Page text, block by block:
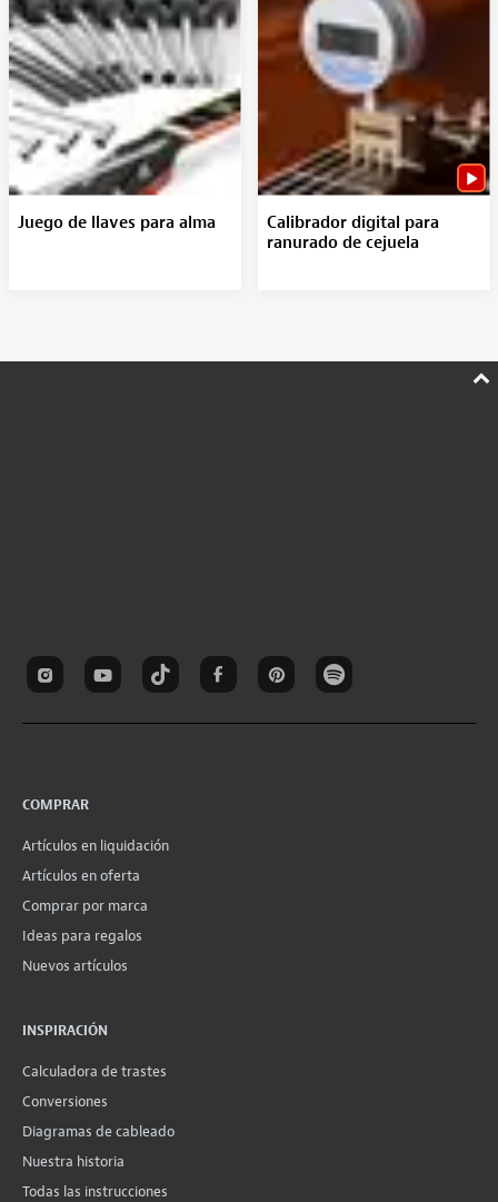
Juego de llaves para alma
Calibrador digital para
ranurado de cejuela
COMPRAR
Artículos en liquidación
Artículos en oferta
Comprar por marca
Ideas para regalos
Nuevos artículos
INSPIRACIÓN
Calculadora de trastes
Conversiones
Diagramas de cableado
Nuestra historia
Todas las instrucciones